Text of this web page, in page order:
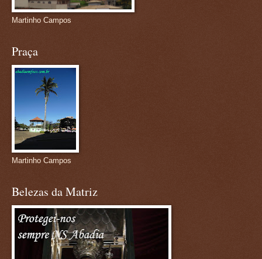
Martinho Campos
Praça
Martinho Campos
Belezas da Matriz